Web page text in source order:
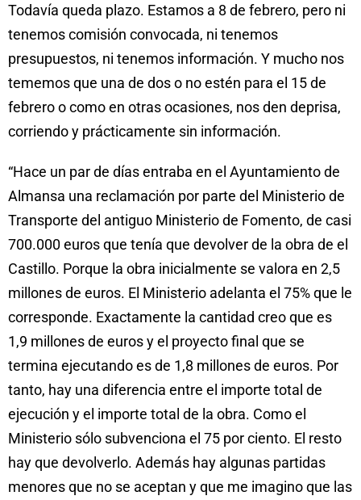
Todavía queda plazo. Estamos a 8 de febrero, pero ni
tenemos comisión convocada, ni tenemos
presupuestos, ni tenemos información. Y mucho nos
tememos que una de dos o no estén para el 15 de
febrero o como en otras ocasiones, nos den deprisa,
corriendo y prácticamente sin información.
“Hace un par de días entraba en el Ayuntamiento de
Almansa una reclamación por parte del Ministerio de
Transporte del antiguo Ministerio de Fomento, de casi
700.000 euros que tenía que devolver de la obra de el
Castillo. Porque la obra inicialmente se valora en 2,5
millones de euros. El Ministerio adelanta el 75% que le
corresponde. Exactamente la cantidad creo que es
1,9 millones de euros y el proyecto final que se
termina ejecutando es de 1,8 millones de euros. Por
tanto, hay una diferencia entre el importe total de
ejecución y el importe total de la obra. Como el
Ministerio sólo subvenciona el 75 por ciento. El resto
hay que devolverlo. Además hay algunas partidas
menores que no se aceptan y que me imagino que las